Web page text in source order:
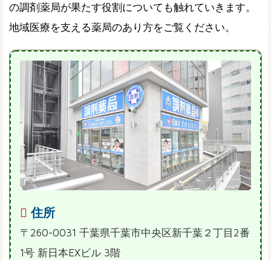
の調剤薬局が果たす役割についても触れていきます。
地域医療を支える薬局のあり方をご覧ください。
住所
〒260-0031 千葉県千葉市中央区新千葉２丁目2番
1号 新日本EXビル 3階